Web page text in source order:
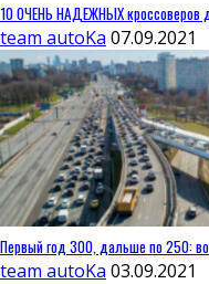
10 ОЧЕНЬ НАДЕЖНЫХ кроссоверов
team autoKa 07.09.2021
Первый год 300, дальше по 250:
team autoKa 03.09.2021